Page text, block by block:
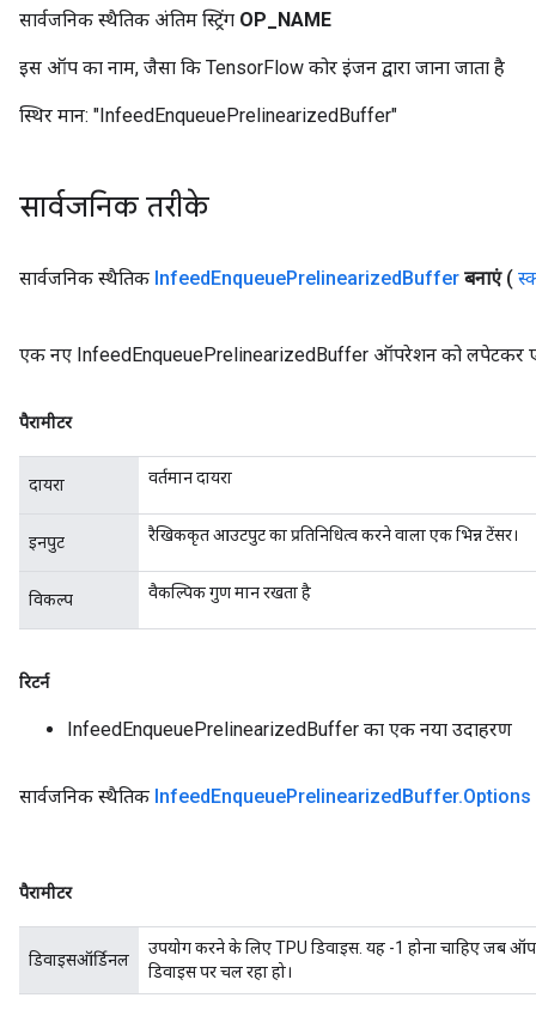
सार्वजनिक स्थैतिक अंतिम स्ट्रिंग OP NAME
इस ऑप का नाम, जैसा कि TensorFlow कोर इंजन द्वारा जाना जाता है
स्थिर मान: "InfeedEnqueuePrelinearizedBuffer"
सार्वजनिक तरीके
सार्वजनिक स्थैतिक InfeedEnqueuePrelinearizedBuffer बनाएं (
एक नए InfeedEnqueuePrelinearizedBuffer ऑपरेशन को लपेटकर
पैरामीटर
दायरा वर्तमान दायरा
इनपुट रैखिककृत आउटपुट का प्रतिनिधित्व करने वाला एक भिन्न टेंसर।
विकल्प वैकल्पिक गुण मान रखता है
रिटर्न
InfeedEnqueuePrelinearizedBuffer का एक नया उदाहरण
सार्वजनिक स्थैतिक InfeedEnqueuePrelinearizedBuffer.Options
पैरामीटर
डिवाइसऑर्डिनल
उपयोग करने के लिए TPU डिवाइस. यह -1 होना चाहिए जब
डिवाइस पर चल रहा हो।